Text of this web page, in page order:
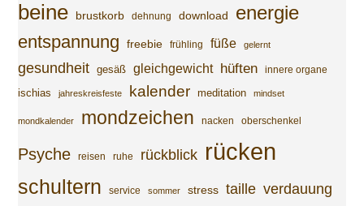
beine brustkorb dehnung download energie
entspannung freebie frühling füße gelernt
gesundheit gesäß gleichgewicht hüften innere organe
ischias jahreskreisfeste kalender meditation mindset
mondkalender mondzeichen nacken oberschenkel
Psyche reisen ruhe rückblick rücken
schultern service sommer stress taille verdauung